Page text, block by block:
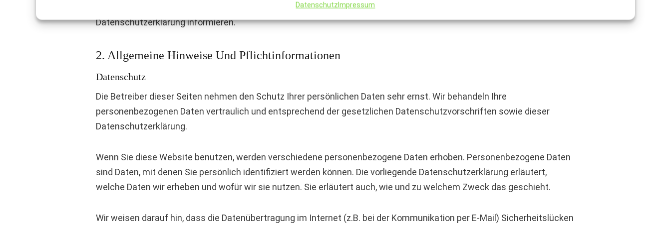
DatenschutzImpressum
Sie können dieser Analyse widersprechen. Über die Widerspruchsmöglichkeiten werden wir Sie in dieser
Datenschutzerklärung informieren.
2. Allgemeine Hinweise Und Pflichtinformationen
Datenschutz
Die Betreiber dieser Seiten nehmen den Schutz Ihrer persönlichen Daten sehr ernst. Wir behandeln Ihre
personenbezogenen Daten vertraulich und entsprechend der gesetzlichen Datenschutzvorschriften sowie dieser
Datenschutzerklärung.
Wenn Sie diese Website benutzen, werden verschiedene personenbezogene Daten erhoben. Personenbezogene Daten
sind Daten, mit denen Sie persönlich identifiziert werden können. Die vorliegende Datenschutzerklärung erläutert,
welche Daten wir erheben und wofür wir sie nutzen. Sie erläutert auch, wie und zu welchem Zweck das geschieht.
Wir weisen darauf hin, dass die Datenübertragung im Internet (z.B. bei der Kommunikation per E-Mail) Sicherheitslücken